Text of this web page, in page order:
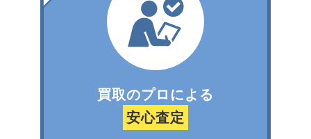
買取のプロによる
安心査定